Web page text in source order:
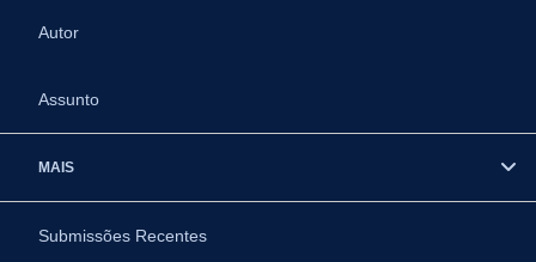
Autor
Assunto
MAIS
Submissões Recentes